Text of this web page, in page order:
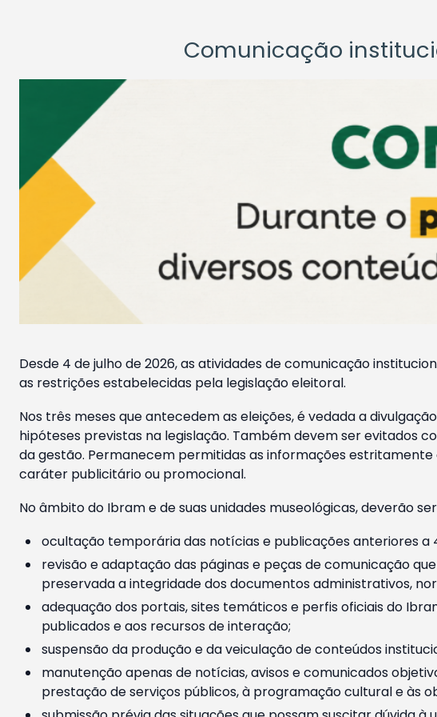
Comunicação
Desde 4 de julho de 2026, as atividades de comunicação
as restrições estabelecidas pela legislação eleitoral.
Nos três meses que antecedem as eleições, é vedada a
hipóteses previstas na legislação. Também devem ser evitados
da gestão. Permanecem permitidas as informações
caráter publicitário ou promocional.
No âmbito do Ibram e de suas unidades museológicas, deverão
ocultação temporária das notícias e publicações anteriores a
revisão e adaptação das páginas e peças de comunicação
preservada a integridade dos documentos administrativos,
adequação dos portais, sites temáticos e perfis oficiais do
publicados e aos recursos de interação;
suspensão da produção e da veiculação de conteúdos
manutenção apenas de notícias, avisos e comunicados
prestação de serviços públicos, à programação cultural e às